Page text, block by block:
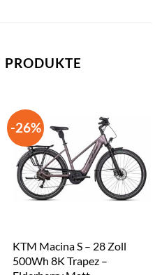
-26%
KTM Macina S – 28 Zoll
500Wh 8K Trapez –